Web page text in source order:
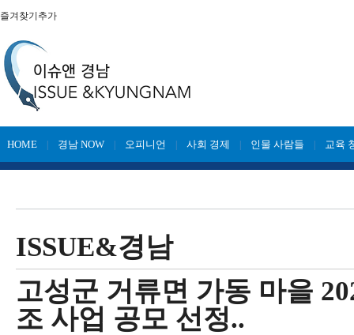
즐겨찾기추가
HOME 경남 NOW 오피니언 사회 경제 인물 사람들 교육
ISSUE&경남
고성군 거류면 가동 마을
조 사업 공모 선정..